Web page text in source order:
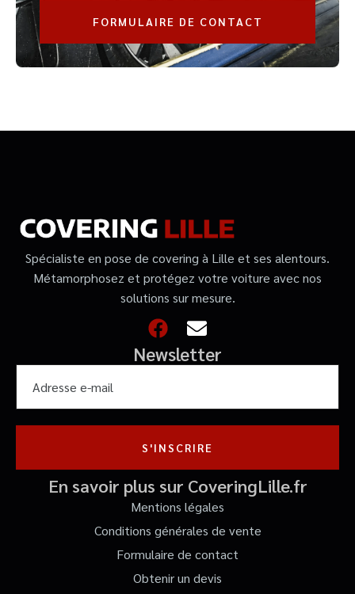
FORMULAIRE DE CONTACT
Spécialiste en pose de covering à Lille et ses alentours.
Métamorphosez et protégez votre voiture avec nos
solutions sur mesure.
Newsletter
S'INSCRIRE
En savoir plus sur CoveringLille.fr
Mentions légales
Conditions générales de vente
Formulaire de contact
Obtenir un devis